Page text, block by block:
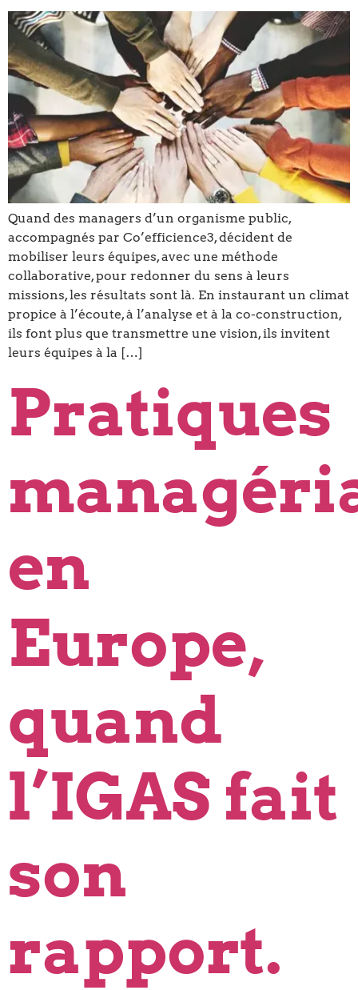
Quand des managers d’un organisme public,
accompagnés par Co’efficience3, décident de
mobiliser leurs équipes, avec une méthode
collaborative, pour redonner du sens à leurs
missions, les résultats sont là. En instaurant un climat
propice à l’écoute, à l’analyse et à la co-construction,
ils font plus que transmettre une vision, ils invitent
leurs équipes à la […]
Pratiques
en
Europe,
quand
l’IGAS fait
son
rapport.